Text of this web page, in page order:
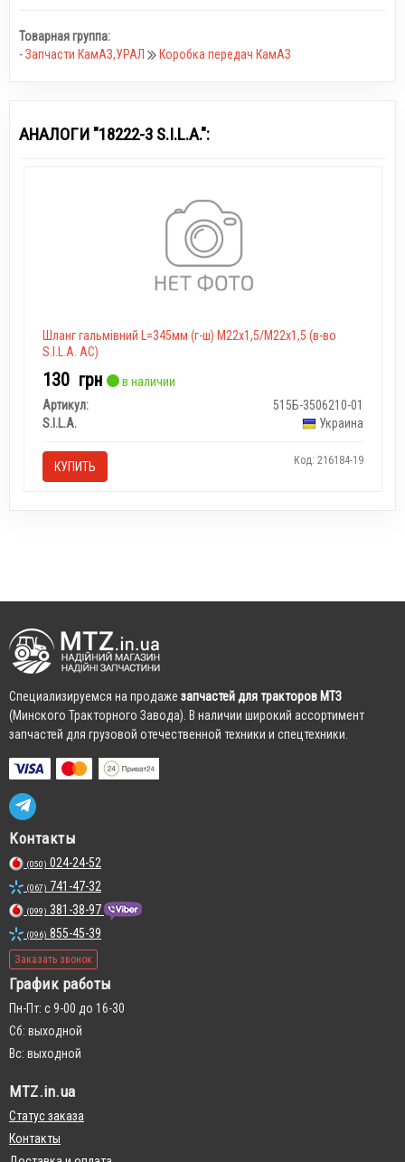
Товарная группа:
-Запчасти КамАЗ,УРАЛ Коробка передач КамАЗ
АНАЛОГИ "18222-3 S.I.L.A.":
Шланг гальмівний L=345мм (г-ш) М22х1,5/М22х1,5 (в-во
S.I.L.A. AC)
130 грн
в наличии
Артикул:
515Б-3506210-01
S.I.L.A.
Украина
КУПИТЬ Код: 216184-19
Cпециализируемся на продаже запчастей для тракторов МТЗ
(Минского Тракторного Завода). В наличии широкий ассортимент
запчастей для грузовой отечественной техники и спецтехники.
Контакты
(050) 024-24-52
(067) 741-47-32
(099) 381-38-97
(096) 855-45-39
Заказать звонок
График работы
Пн-Пт: с 9-00 до 16-30
Сб: выходной
Вс: выходной
MTZ.in.ua
Статус заказа
Контакты